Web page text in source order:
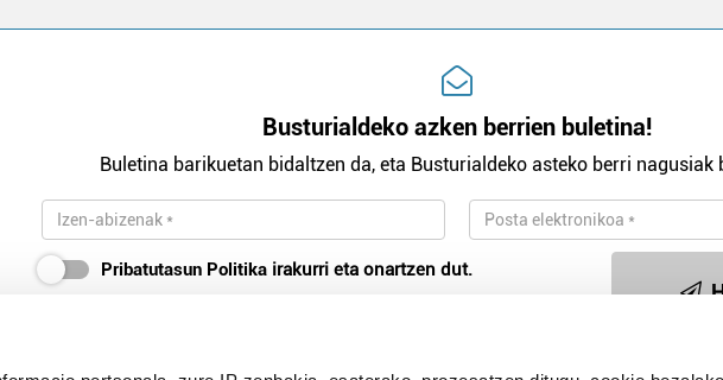
Busturialdeko azken berrien buletina!
Buletina barikuetan bidaltzen da, eta Busturialdeko asteko berri nagusiak
Pribatutasun Politika irakurri eta onartzen dut.